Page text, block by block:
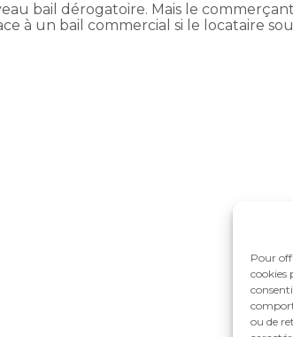
Pour
cookies
ou de
bail dérogatoire. Mais le
à un bail commercial si le locataire